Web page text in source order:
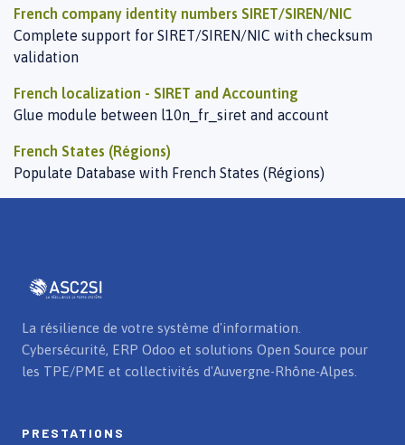
French company identity numbers SIRET/SIREN/NIC
Complete support for SIRET/SIREN/NIC with checksum
validation
French localization - SIRET and Accounting
Glue module between l10n_fr_siret and account
French States (Régions)
Populate Database with French States (Régions)
La résilience de votre système d'information.
Cybersécurité, ERP Odoo et solutions Open Source pour
les TPE/PME et collectivités d'Auvergne-Rhône-Alpes.
PRESTATIONS